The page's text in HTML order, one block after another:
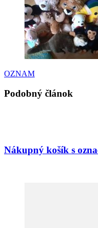
OZNAM
Podobný článok
Nákupný košík s